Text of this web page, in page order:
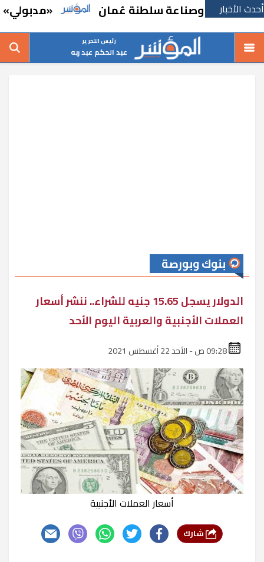
أحدث الأخباروصناعة سلطنة عُمان «مدبولي» يتفقد
رئيس التحرير
عبد الحكم عبد ربه
بنوك وبورصة
الدولار يسجل 15.65 جنيه للشراء.. ننشر أسعار
العملات الأجنبية والعربية اليوم الأحد
أسعار العملات الأجنبية